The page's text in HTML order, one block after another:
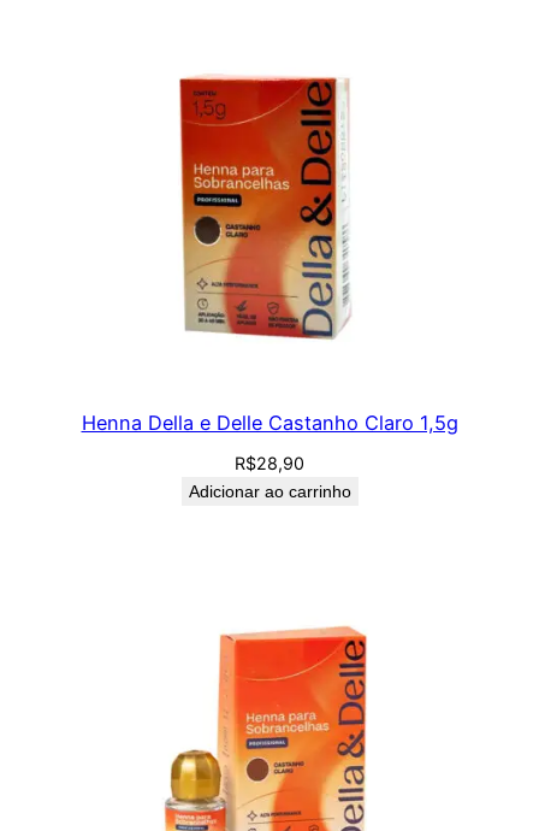
Henna Della e Delle Castanho Claro 1,5g
R$28,90
Adicionar ao carrinho